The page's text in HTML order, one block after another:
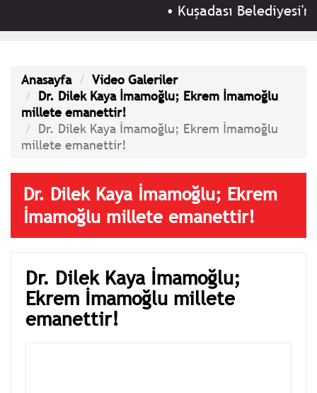
•Kuşadası
Anasayfa
Video Galeriler
Dr. Dilek Kaya İmamoğlu; Ekrem İmamoğlu
millete emanettir!
Dr. Dilek Kaya İmamoğlu; Ekrem İmamoğlu
millete emanettir!
Dr. Dilek Kaya İmamoğlu; Ekrem
İmamoğlu millete emanettir!
Dr. Dilek Kaya İmamoğlu;
Ekrem İmamoğlu millete
emanettir!